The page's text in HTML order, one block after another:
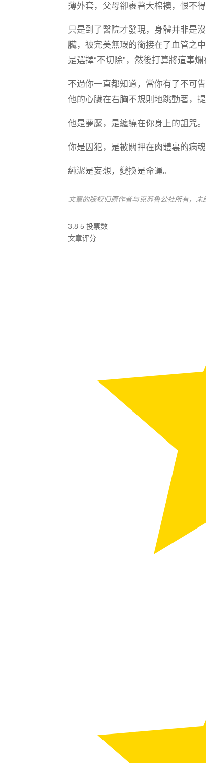
薄外套，父母卻裹著大棉襖，恨不
只是到了醫院才發現，身體并非是
臟，被完美無瑕的銜接在了血管之
是選擇“不切除”，然後打算將這事
不過你一直都知道，當你有了不可
他的心臟在右胸不規則地跳動著，
他是夢魘，是纏繞在你身上的詛咒。
你是囚犯，是被關押在肉體裏的病魂
純潔是妄想，變換是命運。
文章的版权归原作者与克苏鲁公社所有，未
3.8 5 投票数
文章评分